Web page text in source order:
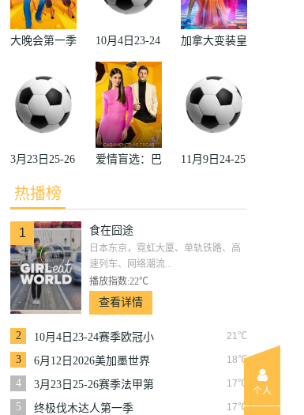
大晚会第一季
10月4日23-24
赛季欧冠小组
赛第2轮那不
勒斯VS皇家
马德里
加拿大变装皇
对阵世界
2022
3月23日25-26
赛季法甲第27
轮雷恩VS梅
斯
爱情盲选：巴
11月9日24-25
轮利雅得体育
利
热播榜
1 食在囧途
日本东京，霓虹大厦、单轨铁路、高
速列车、网络潮流...
播放指数:22℃
查看详情
2 21℃
10月4日23-24赛季欧冠小
组赛第2轮那不勒斯VS皇
家马德里
3 18℃
6月12日2026美加墨世界
杯小组赛韩国VS捷克
4 17℃
3月23日25-26赛季法甲第
27轮雷恩VS梅斯
5 17℃
终极伐木达人第一季
个人